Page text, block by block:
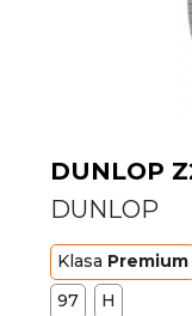
DUNLOP
DUNLOP
Klasa Premium
97
H